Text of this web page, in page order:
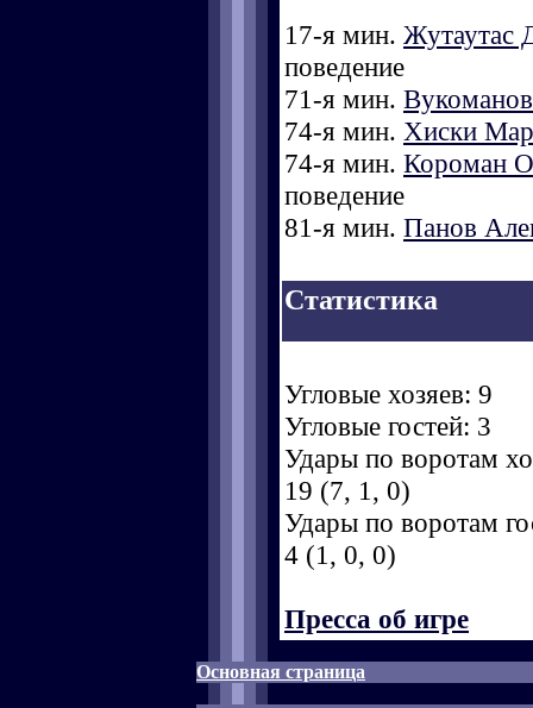
17-я мин. Жутаутас
поведение
71-я мин.
74-я мин. Хиски
74-я мин. Короман
поведение
81-я мин. Панов
Статистика
Угловые хозяев: 9
Угловые гостей: 3
Удары по воротам
19 (7, 1, 0)
Удары по воротам
4 (1, 0, 0)
Пресса об игре
Основная страница